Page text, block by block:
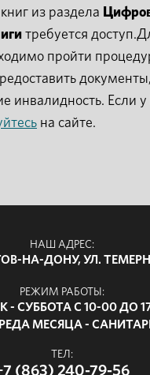
из раздела
требуется
пройти
инвалидность. Если у
на сайте.
НАШ АДРЕС:
НА-ДОНУ, УЛ.
РЕЖИМ РАБОТЫ:
- СУББОТА С 10-00 ДО
МЕСЯЦА -
ТЕЛ:
(863) 240-79-56